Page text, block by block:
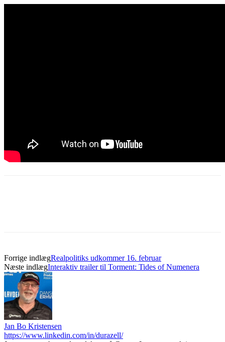
Forrige indlægRealpolitiks udkommer 16. februar
Næste indlægInteraktiv trailer til Torment: Tides of Numenera
Jan Bo Kristensen
https://www.linkedin.com/in/durazell/